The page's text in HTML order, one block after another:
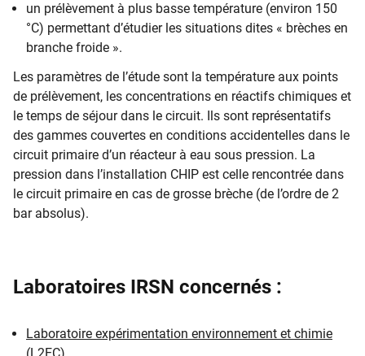
un prélèvement à plus basse température (environ 150
°C) permettant d’étudier les situations dites « brèches en
branche froide ».
Les paramètres de l’étude sont la température aux points
de prélèvement, les concentrations en réactifs chimiques et
le temps de séjour dans le circuit. Ils sont représentatifs
des gammes couvertes en conditions accidentelles dans le
circuit primaire d’un réacteur à eau sous pression. La
pression dans l’installation CHIP est celle rencontrée dans
le circuit primaire en cas de grosse brèche (de l’ordre de 2
bar absolus).
Laboratoires IRSN concernés :
Laboratoire expérimentation environnement et chimie